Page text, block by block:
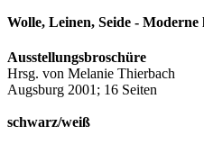
Wolle, Leinen, Seide -
Ausstellungsbroschüre
Hrsg. von Melanie Thierbach
Augsburg 2001; 16 Seiten
schwarz/weiß